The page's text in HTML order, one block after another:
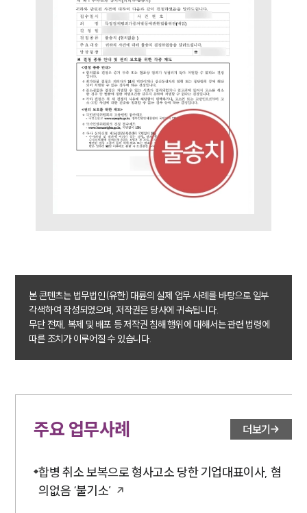
그룹소개
그룹소개
대륜의 강점
오시는 길
글로벌 파트너 로펌
고객의 소리
통합검색
AI대륜
업무사례
업무분야
형사그룹 업무
전체
구성원 소개
형사전문변호사
소식/자료
본 콘텐츠는 법무법인(유한) 대륜의 실제 업무 사례를 바탕으로 일부
각색하여 작성되었으며, 저작권은 당사에 귀속됩니다.
무단 전재, 복제 및 배포 등 저작권 침해 행위에 대해서는 관련 법령에
따른 조치가 이루어질 수 있습니다.
주요 업무사례 더보기
합병 취소 보복으로 형사고소 당한 기업대표이사, 혐
의없음 ‘불기소’